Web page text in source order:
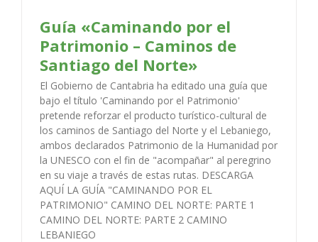
Guía «Caminando por el
Patrimonio – Caminos de
Santiago del Norte»
El Gobierno de Cantabria ha editado una guía que
bajo el título 'Caminando por el Patrimonio'
pretende reforzar el producto turístico-cultural de
los caminos de Santiago del Norte y el Lebaniego,
ambos declarados Patrimonio de la Humanidad por
la UNESCO con el fin de "acompañar" al peregrino
en su viaje a través de estas rutas. DESCARGA
AQUÍ LA GUÍA "CAMINANDO POR EL
PATRIMONIO" CAMINO DEL NORTE: PARTE 1
CAMINO DEL NORTE: PARTE 2 CAMINO
LEBANIEGO